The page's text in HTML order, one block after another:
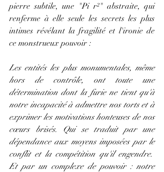
pierre subtile, une "Pi r²" abstraite, qui
renferme à elle seule les secrets les plus
intimes révélant la fragilité et l'ironie de
ce monstrueux pouvoir :
Les entités les plus monumentales, même
hors de contrôle, ont toute une
détermination dont la furie ne tient qu'à
notre incapacité à admettre nos torts et à
exprimer les motivations honteuses de nos
cœurs brisés. Qui se traduit par une
dépendance aux moyens imposées par le
conflit et la compétition qu'il engendre.
Et par un complexe de pouvoir : notre